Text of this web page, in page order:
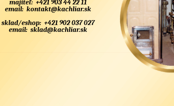
majiteľ: +421 903 44 22 11
email: kontakt@kachliar.sk
sklad/eshop: +421 902 037 027
email: sklad@kachliar.sk